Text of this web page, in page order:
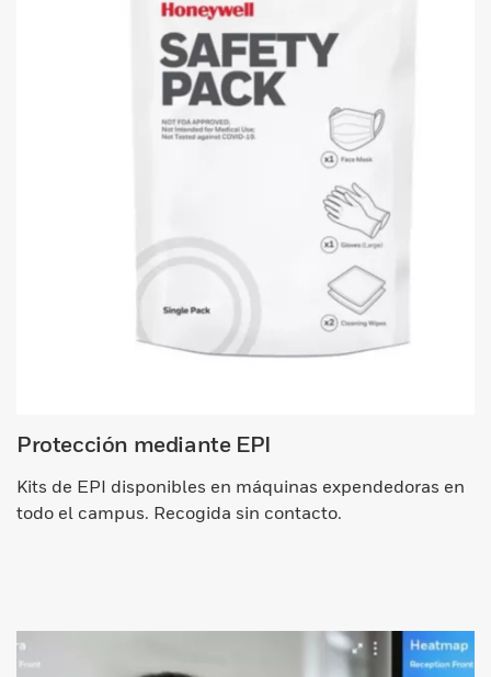
Protección mediante EPI
Kits de EPI disponibles en máquinas expendedoras en
todo el campus. Recogida sin contacto.